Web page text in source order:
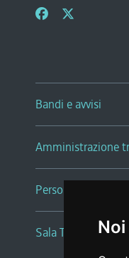
Bandi e avvisi
Amministrazione
Persone e Uffici
Sala Tiziano